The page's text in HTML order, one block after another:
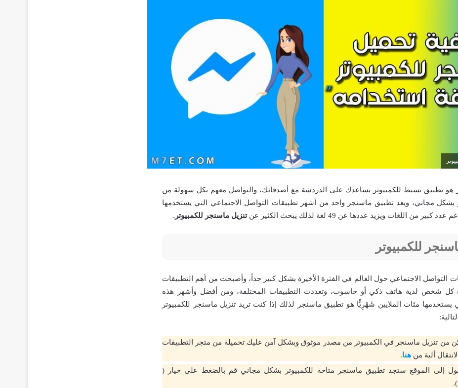
هو تطبيق بسيط للكمبيوتر يساعدك على الدردشة مع أصدقائك، والتواصل معهم بكل سهولة من
بشكل مجاني، ويعد تطبيق ماسنجر واحد من أشهر تطبيقات التواصل الاجتماعي التي يستخدمها
كبير من اللغات ويزيد عددها عن 49 لغة لذلك يبحث الكثير عن
تنزيل ماسنجر للكمبيوتر .
للكمبيوتر
التواصل الاجتماعي حول العالم في الفترة الأخيرة بشكل كبير جداً، وأصبحت من أهم التطبيقات
كل شخص لدية هاتف ذكي أو حاسوب، وتعددت التطبيقات المختلفة، ومن أفضل وأشهر هذه
يستخدمها مئات الملايين شَهْرِيًّا هو تطبيق ماسنجر لذلك إذا كنت تريد تنزيل ماسنجر للكمبيوتر
من تنزيل ماسنجر في الكمبيوتر من مصدر موثوق وبشكل آمن عليك تحميلة من متجر التطبيقات
ألية من هنا.
إلى الموقع ستجد تطبيق ماسنجر متاحة للكمبيوتر بشكل مجاني قم بالضغط على خيار (